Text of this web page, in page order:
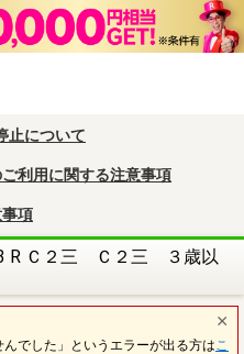
止について
利用に関する注意事項
項
R Ｃ２三 Ｃ２三 ３歳以
でした」というエラーが出る方は こ